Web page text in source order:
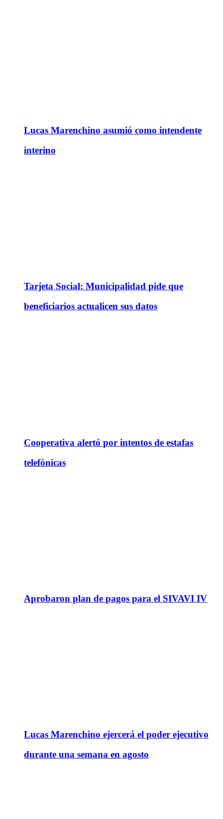
Lucas Marenchino asumió como intendente
interino
Tarjeta Social: Municipalidad pide que
beneficiarios actualicen sus datos
Cooperativa alertó por intentos de estafas
telefónicas
Aprobaron plan de pagos para el SIVAVI IV
Lucas Marenchino ejercerá el poder ejecutivo
durante una semana en agosto